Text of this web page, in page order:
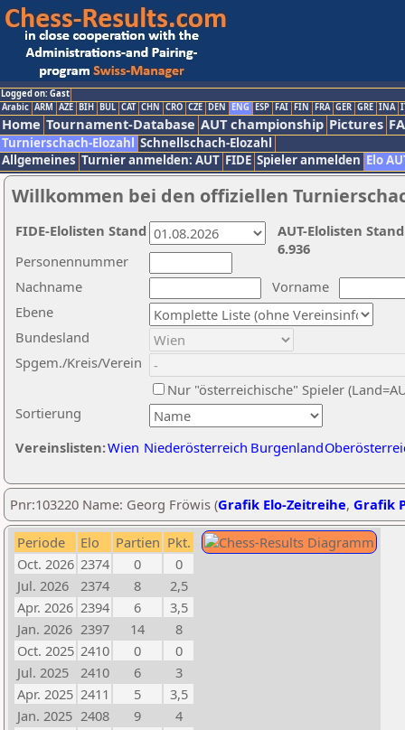
Logged on: Gast
Arabic ARM AZE BIH BUL CAT CHN CRO CZE DEN ENG ESP FAI FIN FRA GER GRE INA
Home Tournament-Database AUT championship Pictures
Turnierschach-Elozahl Schnellschach-Elozahl
Allgemeines Turnier anmelden: AUT FIDE Spieler anmelden Elo
Willkommen bei den offiziellen
Nachname
Vorname
Ebene
Sortierung
Personennummer
Bundesland
Spgem./Kreis/Verein
Nur "österreichische" Spieler
Vereinslisten:Wien Niederösterreich Burgenland
AUT-Elolisten
6.936
FIDE-Elolisten Stand
Pnr:103220 Name: Georg Fröwis (Grafik Elo-Zeitreihe, Grafik
Periode Elo Partien Pkt.
Oct. 2026 2374 0
0
Jul. 2026
2374 8
2,5
Apr. 2026 2394 6
3,5
Jan. 2026 2397 14
8
Oct. 2025 2410 0
0
Jul. 2025
2410 6
3
Apr. 2025 2411 5
3,5
Jan. 2025 2408 9
4